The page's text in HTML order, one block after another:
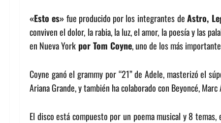
«Esto es»fue producido por los integrantes deAstro,
conviven el dolor, la rabia, la luz, el amor, la poesía y las
en Nueva York por Tom Coyne, uno de los más
Coyne ganó el grammy por “21” de Adele, masterizó el
Ariana Grande, y también ha colaborado con Beyoncé,
El disco está compuesto por un poema musical y 8